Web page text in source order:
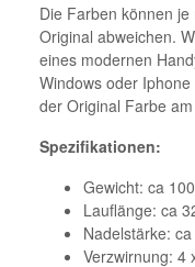
Die Farben können
Original abweichen.
eines modernen
Windows oder
der Original Farbe
Spezifikationen:
Gewicht: ca
Lauflänge: ca
Nadelstärke:
Verzwirnung: 4